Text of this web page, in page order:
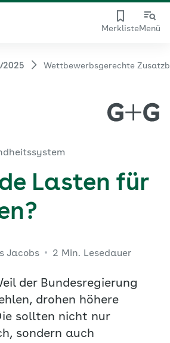
MerklisteMenü
2025 Wettbewerbsgerechte
Lasten für
Jacobs 2 Min. Lesedauer
der Bundesregierung
drohen höhere
sollten nicht nur
sondern auch